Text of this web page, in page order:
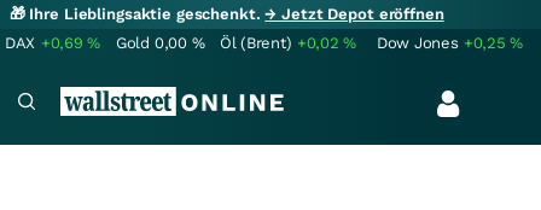
🎁 Ihre Lieblingsaktie geschenkt.→ Jetzt Depot eröffnen
DAX +0,69% Gold 0,00 % Öl (Brent) +0,02% Dow Jones +0,25%